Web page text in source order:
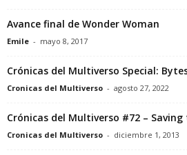
Avance final de Wonder Woman
Emile - mayo 8, 2017
Crónicas del Multiverso Special:
Cronicas del Multiverso - agosto 27, 2022
Crónicas del Multiverso #72 – Saving
Cronicas del Multiverso - diciembre 1, 2013